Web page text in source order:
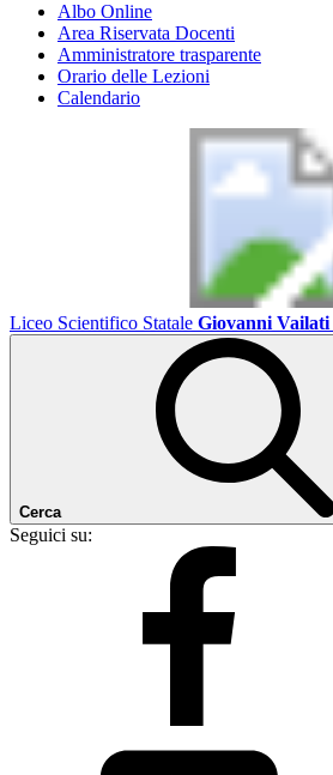
Albo Online
Area Riservata Docenti
Amministratore trasparente
Orario delle Lezioni
Calendario
Liceo Scientifico Statale Giovanni Vailati
Cerca
Seguici su: